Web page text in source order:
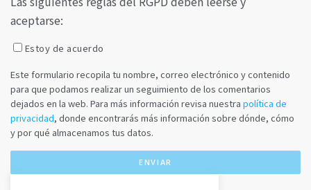
aceptarse:
Estoy de acuerdo
Este formulario recopila tu nombre, correo electrónico y contenido
para que podamos realizar un seguimiento de los comentarios
dejados en la web. Para más información revisa nuestra política de
privacidad, donde encontrarás más información sobre dónde, cómo
y por qué almacenamos tus datos.